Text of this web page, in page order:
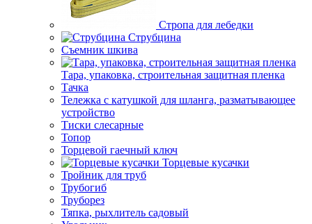
Стропа для лебедки
Струбцина
Съемник шкива
Тара, упаковка, строительная защитная пленка
Тачка
Тележка с катушкой для шланга, разматывающее
устройство
Тиски слесарные
Топор
Торцевой гаечный ключ
Торцевые кусачки
Тройник для труб
Трубогиб
Труборез
Тяпка, рыхлитель садовый